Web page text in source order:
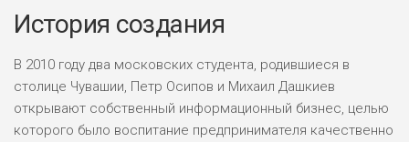
История создания
В 2010 году два московских студента, родившиеся в
столице Чувашии, Петр Осипов и Михаил Дашкиев
открывают собственный информационный бизнес, целью
которого было воспитание предпринимателя качественно